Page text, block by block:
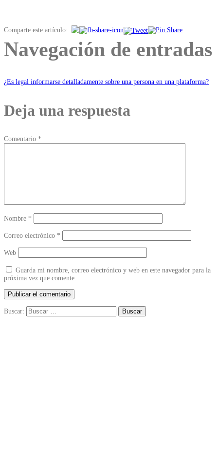
Comparte este artículo:
Navegación de entradas
¿Es legal informarse detalladamente sobre una persona en una plataforma?
Deja una respuesta
Comentario *
Nombre *
Correo electrónico *
Web
Guarda mi nombre, correo electrónico y web en este navegador para la
próxima vez que comente.
Buscar: